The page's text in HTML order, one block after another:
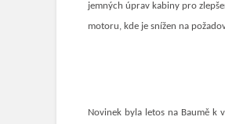
jemných úprav kabiny pro
motoru, kde je snížen na
Novinek byla letos na Baumě k